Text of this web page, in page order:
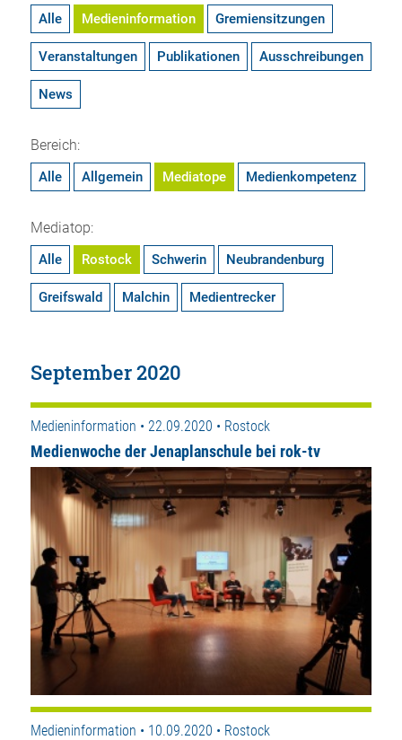
Alle Medieninformation Gremiensitzungen
Veranstaltungen Publikationen Ausschreibungen
News
Bereich:
Alle Allgemein Mediatope Medienkompetenz
Mediatop:
Alle Rostock Schwerin Neubrandenburg
Greifswald Malchin Medientrecker
September 2020
Medieninformation • 22.09.2020 • Rostock
Medienwoche der Jenaplanschule bei rok-tv
Medieninformation • 10.09.2020 • Rostock